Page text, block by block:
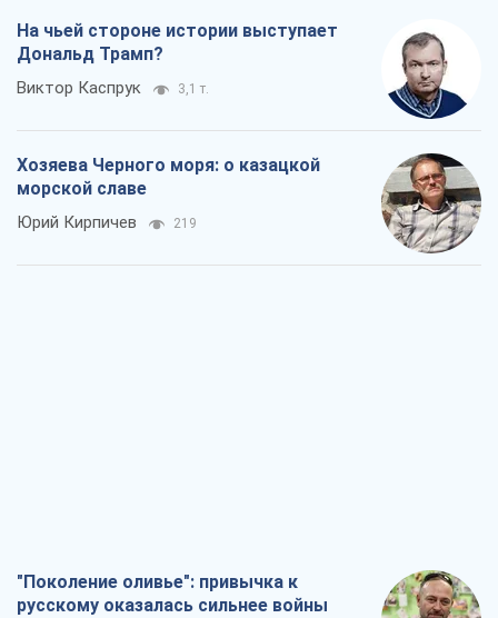
На чьей стороне истории выступает
Дональд Трамп?
Виктор Каспрук 3,1 т.
Хозяева Черного моря: о казацкой
морской славе
Юрий Кирпичев 219
"Поколение оливье": привычка к
русскому оказалась сильнее войны